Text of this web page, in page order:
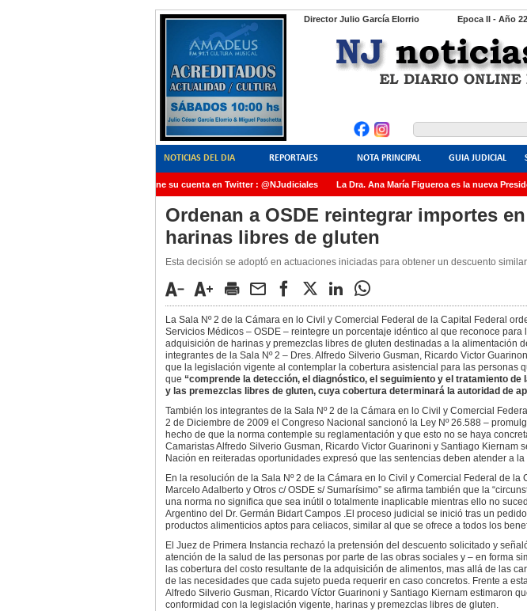
Director Julio García Elorrio Epoca II - Año
NOTICIAS DEL DIA REPORTAJES NOTA PRINCIPAL GUIA JUDICIAL
NoticiasJudiciales.INFO tiene su cuenta en Twitter : @NJudiciales La Dra. Ana María Figueroa es la nueva
AMIA quedó radicada ante el Juez Daniel RafecasOrdenan a OSDE reintegrar importes
harinas libres de gluten
Esta decisión se adoptó en actuaciones iniciadas para obtener un descuento
La Sala Nº 2 de la Cámara en lo Civil y Comercial Federal de la Capital Federal
Servicios Médicos – OSDE – reintegre un porcentaje idéntico al que reconoce para
adquisición de harinas y premezclas libres de gluten destinadas a la alimentación
integrantes de la Sala Nº 2 – Dres. Alfredo Silverio Gusman, Ricardo Victor
que la legislación vigente al contemplar la cobertura asistencial para las personas
que “comprende la detección, el diagnóstico, el seguimiento y el tratamiento de
y las premezclas libres de gluten, cuya cobertura determinará la autoridad de
También los integrantes de la Sala Nº 2 de la Cámara en lo Civil y Comercial
2 de Diciembre de 2009 el Congreso Nacional sancionó la Ley Nº 26.588 –
hecho de que la norma contemple su reglamentación y que esto no se haya
Camaristas Alfredo Silverio Gusman, Ricardo Victor Guarinoni y Santiago Kiernam
Nación en reiteradas oportunidades expresó que las sentencias deben atender a
En la resolución de la Sala Nº 2 de la Cámara en lo Civil y Comercial Federal de
Marcelo Adalberto y Otros c/ OSDE s/ Sumarísimo” se afirma también que la
una norma no significa que sea inútil o totalmente inaplicable mientras ello no
Argentino del Dr. Germán Bidart Campos .El proceso judicial se inició tras un
productos alimenticios aptos para celiacos, similar al que se ofrece a todos los
El Juez de Primera Instancia rechazó la pretensión del descuento solicitado y
atención de la salud de las personas por parte de las obras sociales y – en forma
las cobertura del costo resultante de la adquisición de alimentos, mas allá de las
de las necesidades que cada sujeto pueda requerir en caso concretos. Frente a
Alfredo Silverio Gusman, Ricardo Víctor Guarinoni y Santiago Kiernam estimaron
conformidad con la legislación vigente, harinas y premezclas libres de gluten.